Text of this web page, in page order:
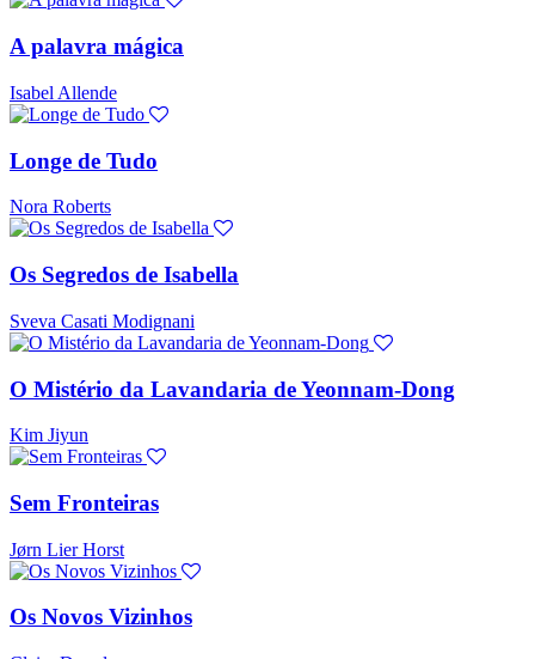
A palavra mágica
Isabel Allende
Longe de Tudo
Nora Roberts
Os Segredos de Isabella
Sveva Casati Modignani
O Mistério da Lavandaria de Yeonnam-Dong
Kim Jiyun
Sem Fronteiras
Jørn Lier Horst
Os Novos Vizinhos